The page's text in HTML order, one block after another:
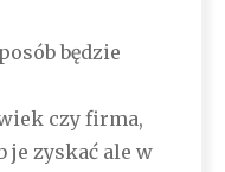
będzie
czy firma,
je zyskać ale w